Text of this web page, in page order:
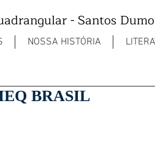
- Santos
NOSSA HISTÓRIA
BRASIL